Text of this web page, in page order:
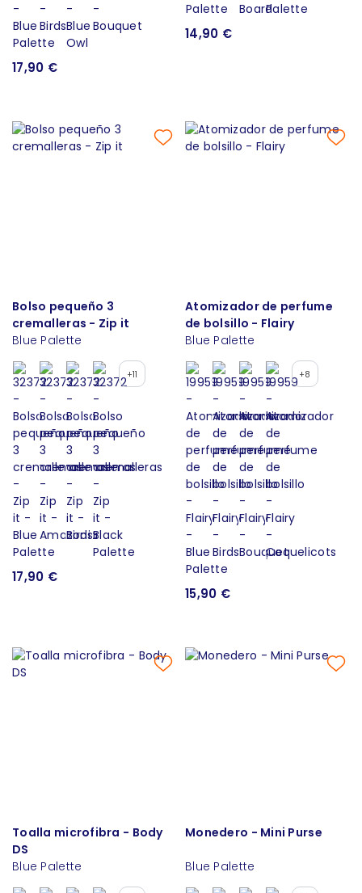
17,90 €
14,90 €
Bolso pequeño 3
cremalleras - Zip it
Blue Palette
+11
17,90 €
Atomizador de perfume
de bolsillo - Flairy
Blue Palette
+8
15,90 €
Toalla microfibra - Body
DS
Blue Palette
Monedero - Mini Purse
Blue Palette